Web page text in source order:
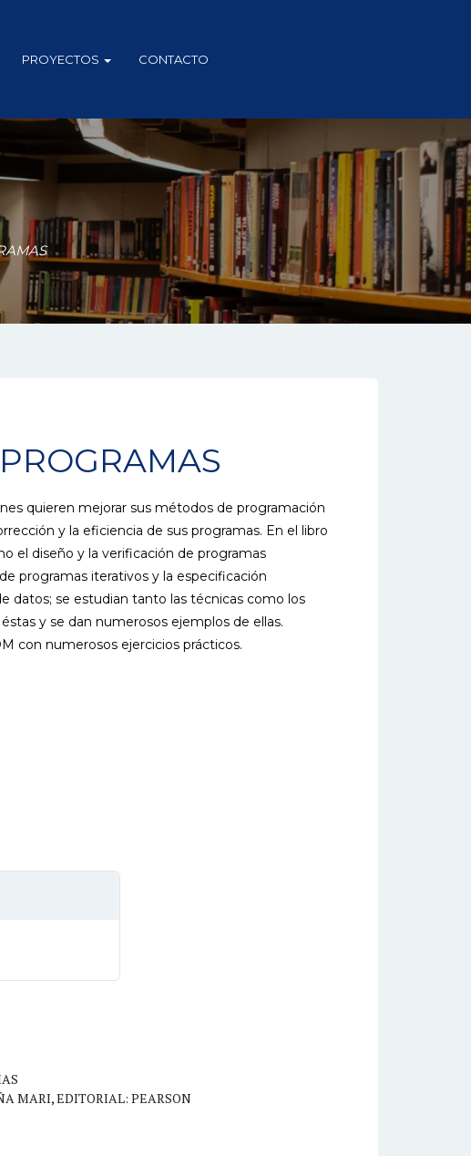
PROYECTOS CONTACTO
quieren mejorar sus métodos de programación
y la eficiencia de sus programas. En el libro
el diseño y la verificación de programas
programas iterativos y la especificación
datos; se estudian tanto las técnicas como los
y se dan numerosos ejemplos de ellas.
con numerosos ejercicios prácticos.
MARI,EDITORIAL: PEARSON